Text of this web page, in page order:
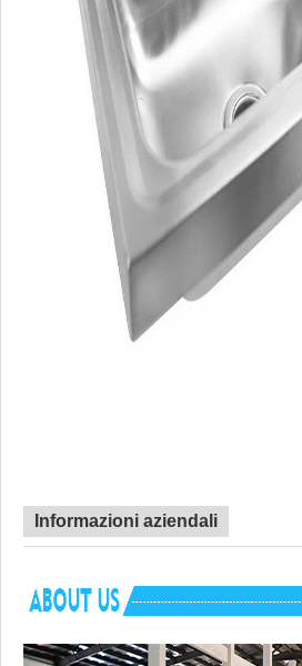
Informazioni aziendali